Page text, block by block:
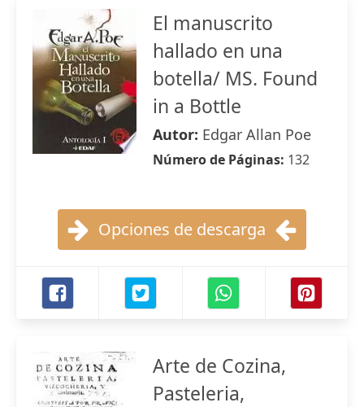
El manuscrito
hallado en una
botella/ MS. Found
in a Bottle
Autor: Edgar Allan Poe
Número de Páginas: 132
Opciones de descarga
Arte de Cozina,
Pasteleria,